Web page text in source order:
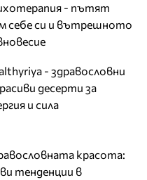
- пътят
себе си и вътрешното
- здравословни
десерти за
и сила
красота:
тенденции в